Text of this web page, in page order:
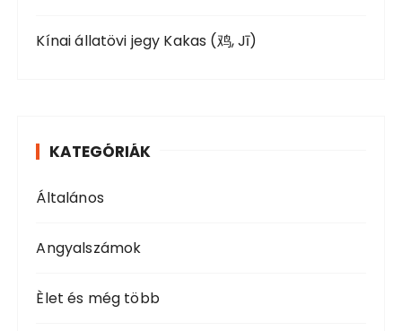
Kínai állatövi jegy Kakas (鸡, Jī)
KATEGÓRIÁK
Általános
Angyalszámok
Èlet és még több